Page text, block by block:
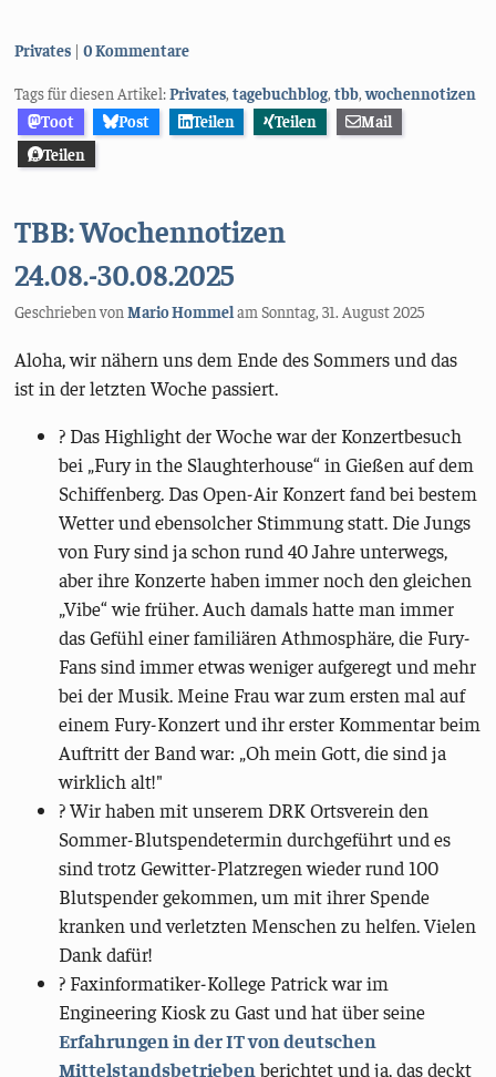
Kategorien:
Privates 0 Kommentare
Tags für diesen Artikel:Privates,tagebuchblog,tbb,wochennotizen
Toot
Post Teilen Teilen
Mail
Teilen
TBB: Wochennotizen
24.08.-30.08.2025
Geschrieben vonMario HommelamSonntag, 31. August 2025
Aloha, wir nähern uns dem Ende des Sommers und das
ist in der letzten Woche passiert.
? Das Highlight der Woche war der Konzertbesuch
bei „Fury in the Slaughterhouse“ in Gießen auf dem
Schiffenberg. Das Open-Air Konzert fand bei bestem
Wetter und ebensolcher Stimmung statt. Die Jungs
von Fury sind ja schon rund 40 Jahre unterwegs,
aber ihre Konzerte haben immer noch den gleichen
„Vibe“ wie früher. Auch damals hatte man immer
das Gefühl einer familiären Athmosphäre, die Fury-
Fans sind immer etwas weniger aufgeregt und mehr
bei der Musik. Meine Frau war zum ersten mal auf
einem Fury-Konzert und ihr erster Kommentar beim
Auftritt der Band war: „Oh mein Gott, die sind ja
wirklich alt!"
? Wir haben mit unserem DRK Ortsverein den
Sommer-Blutspendetermin durchgeführt und es
sind trotz Gewitter-Platzregen wieder rund 100
Blutspender gekommen, um mit ihrer Spende
kranken und verletzten Menschen zu helfen. Vielen
Dank dafür!
? Faxinformatiker-Kollege Patrick war im
Engineering Kiosk zu Gast und hat über seine
Erfahrungen in der IT von deutschen
Mittelstandsbetriebenberichtet und ja, das deckt